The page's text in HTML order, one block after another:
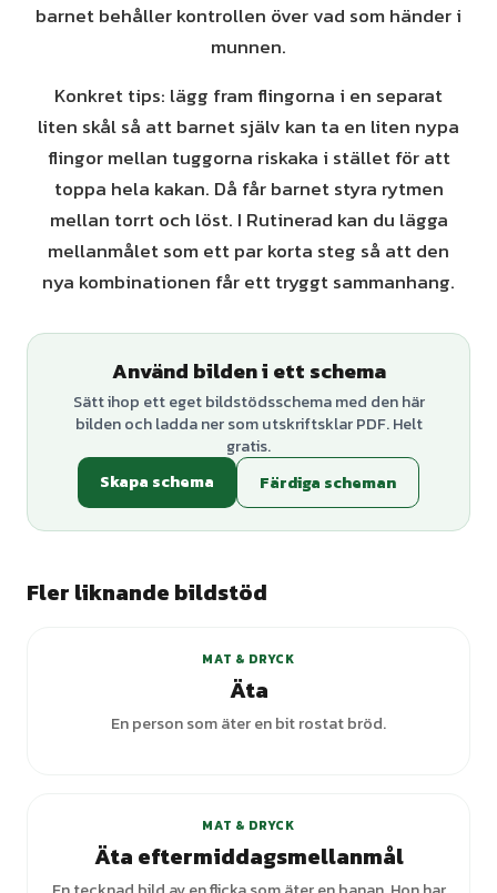
barnet behåller kontrollen över vad som händer i
munnen.
Konkret tips: lägg fram flingorna i en separat
liten skål så att barnet själv kan ta en liten nypa
flingor mellan tuggorna riskaka i stället för att
toppa hela kakan. Då får barnet styra rytmen
mellan torrt och löst. I Rutinerad kan du lägga
mellanmålet som ett par korta steg så att den
nya kombinationen får ett tryggt sammanhang.
Använd bilden i ett schema
Sätt ihop ett eget bildstödsschema med den här
bilden och ladda ner som utskriftsklar PDF. Helt
gratis.
Skapa schema
Färdiga scheman
Fler liknande bildstöd
MAT & DRYCK
Äta
En person som äter en bit rostat bröd.
MAT & DRYCK
Äta eftermiddagsmellanmål